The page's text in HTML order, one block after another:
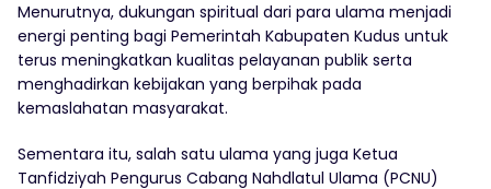
Menurutnya, dukungan spiritual dari para ulama menjadi
energi penting bagi Pemerintah Kabupaten Kudus untuk
terus meningkatkan kualitas pelayanan publik serta
menghadirkan kebijakan yang berpihak pada
kemaslahatan masyarakat.
Sementara itu, salah satu ulama yang juga Ketua
Tanfidziyah Pengurus Cabang Nahdlatul Ulama (PCNU)